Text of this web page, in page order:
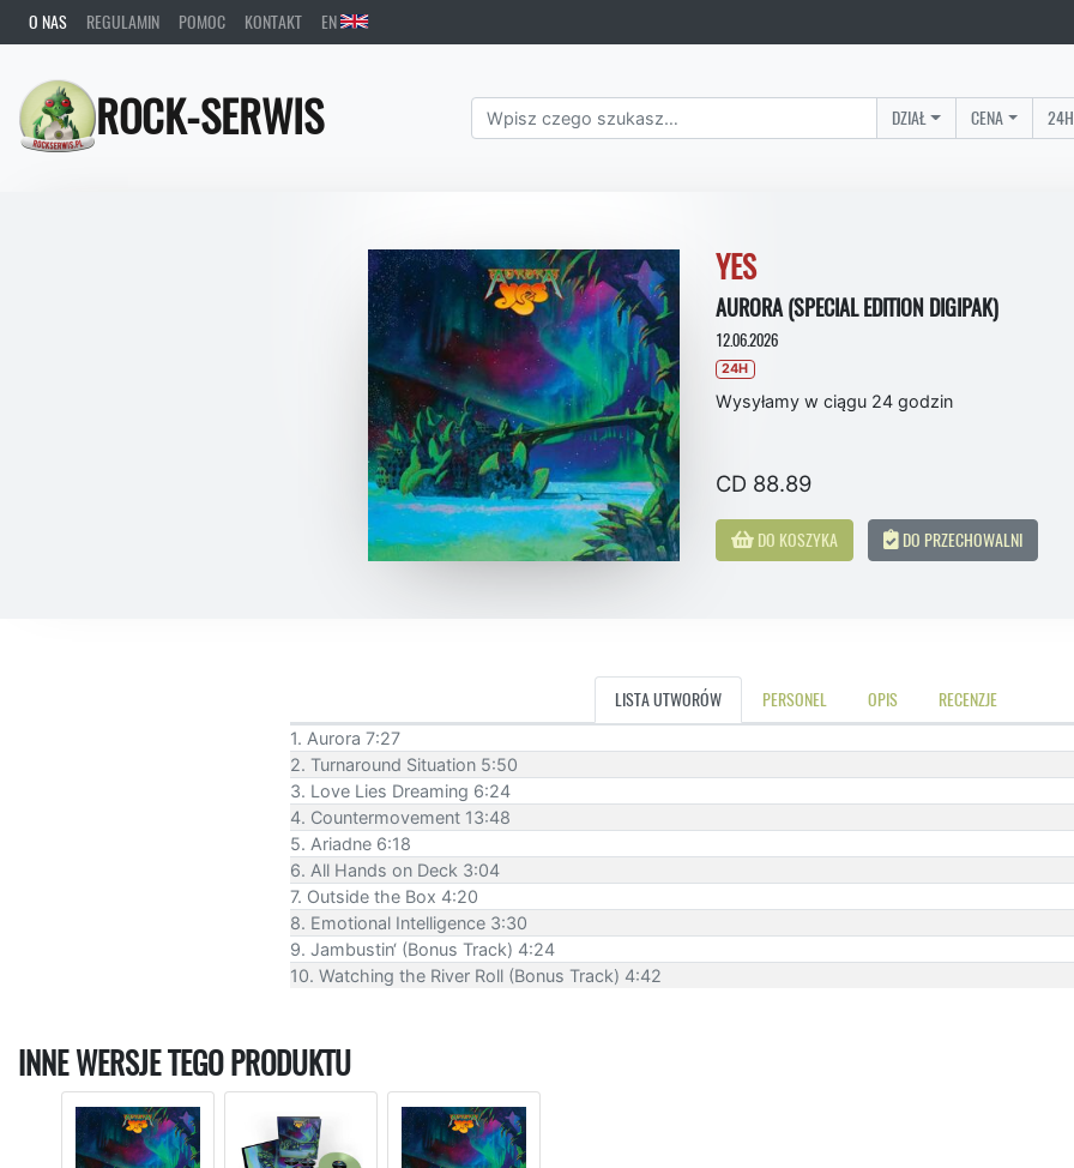
O NAS REGULAMIN POMOC KONTAKT EN
ROCK-SERWIS DZIAŁ CENA
YES
AURORA (SPECIAL EDITION DIGIPAK)
12.06.2026
24H
Wysyłamy w ciągu 24 godzin
CD 88.89
DO KOSZYKA DO PRZECHOWALNI
LISTA UTWORÓW PERSONEL OPIS RECENZJE
1. Aurora 7:27
2. Turnaround Situation 5:50
3. Love Lies Dreaming 6:24
4. Countermovement 13:48
5. Ariadne 6:18
6. All Hands on Deck 3:04
7. Outside the Box 4:20
8. Emotional Intelligence 3:30
9. Jambustin‘ (Bonus Track) 4:24
10. Watching the River Roll (Bonus Track) 4:42
INNE WERSJE TEGO PRODUKTU